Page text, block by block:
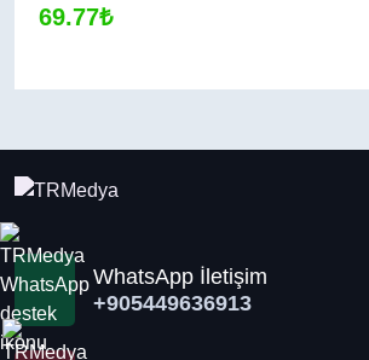
69.77₺
WhatsApp İletişim
+905449636913